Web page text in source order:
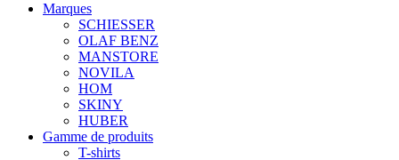
Marques
SCHIESSER
OLAF BENZ
MANSTORE
NOVILA
HOM
SKINY
HUBER
Gamme de produits
T-shirts